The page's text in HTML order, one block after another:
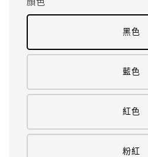
顏色
黑色
藍色
紅色
粉紅